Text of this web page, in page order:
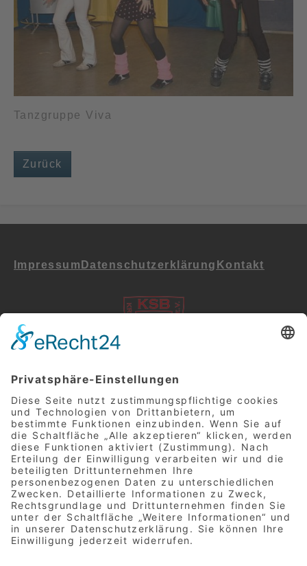
Tanzgruppe Viva
Zurück
Impressum Datenschutz­erklärung Kontakt
Bremer Sport-TV
Ralph Haberland (Sendeleitung)
Wohlers Eichen 25
28239 Bremen
Deutschland